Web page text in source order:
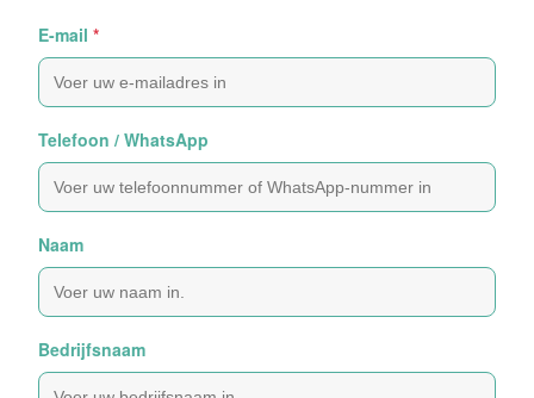
E-mail *
Telefoon / WhatsApp
Naam
Bedrijfsnaam